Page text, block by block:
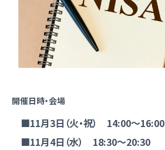
開催日時・会場
■11月3日（火・祝） 14:00～16:00
■11月4日（水） 18:30～20:30